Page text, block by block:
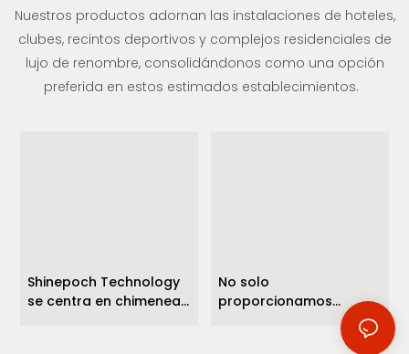
Nuestros productos adornan las instalaciones de hoteles,
clubes, recintos deportivos y complejos residenciales de
lujo de renombre, consolidándonos como una opción
preferida en estos estimados establecimientos.
Shinepoch Technology
se centra en chimeneas
No solo
proporcionamos